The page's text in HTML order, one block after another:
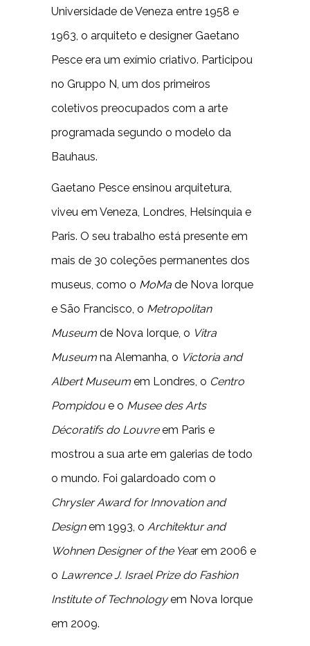
Universidade de Veneza entre 1958 e
1963, o arquiteto e designer Gaetano
Pesce era um exímio criativo. Participou
no Gruppo N, um dos primeiros
coletivos preocupados com a arte
programada segundo o modelo da
Bauhaus.
Gaetano Pesce ensinou arquitetura,
viveu em Veneza, Londres, Helsínquia e
Paris. O seu trabalho está presente em
mais de 30 coleções permanentes dos
museus, como o MoMa de Nova Iorque
e São Francisco, o Metropolitan
Museum de Nova Iorque, o Vitra
Museum na Alemanha, o Victoria and
Albert Museum em Londres, o Centro
Pompidoue o Musee des Arts
Décoratifs do Louvreem Paris e
mostrou a sua arte em galerias de todo
o mundo. Foi galardoado com o
Chrysler Award for Innovation and
Designem 1993, o Architektur and
Wohnen Designer of the Year em 2006 e
o Lawrence J. Israel Prize do Fashion
Institute of Technologyem Nova Iorque
em 2009.